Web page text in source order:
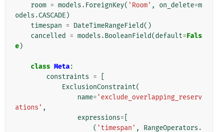
room = models . ForeignKey( 'Room' , on_delete=m
odels .CASCADE)
timespan = DateTimeRangeField()
cancelled
= models .BooleanField(default=Fals
e)
class Meta:
constraints =
ExclusionConstraint(
name= 'exclude_overlapping_reserv
ations' ,
expressions=
( 'timespan' , RangeOperators .